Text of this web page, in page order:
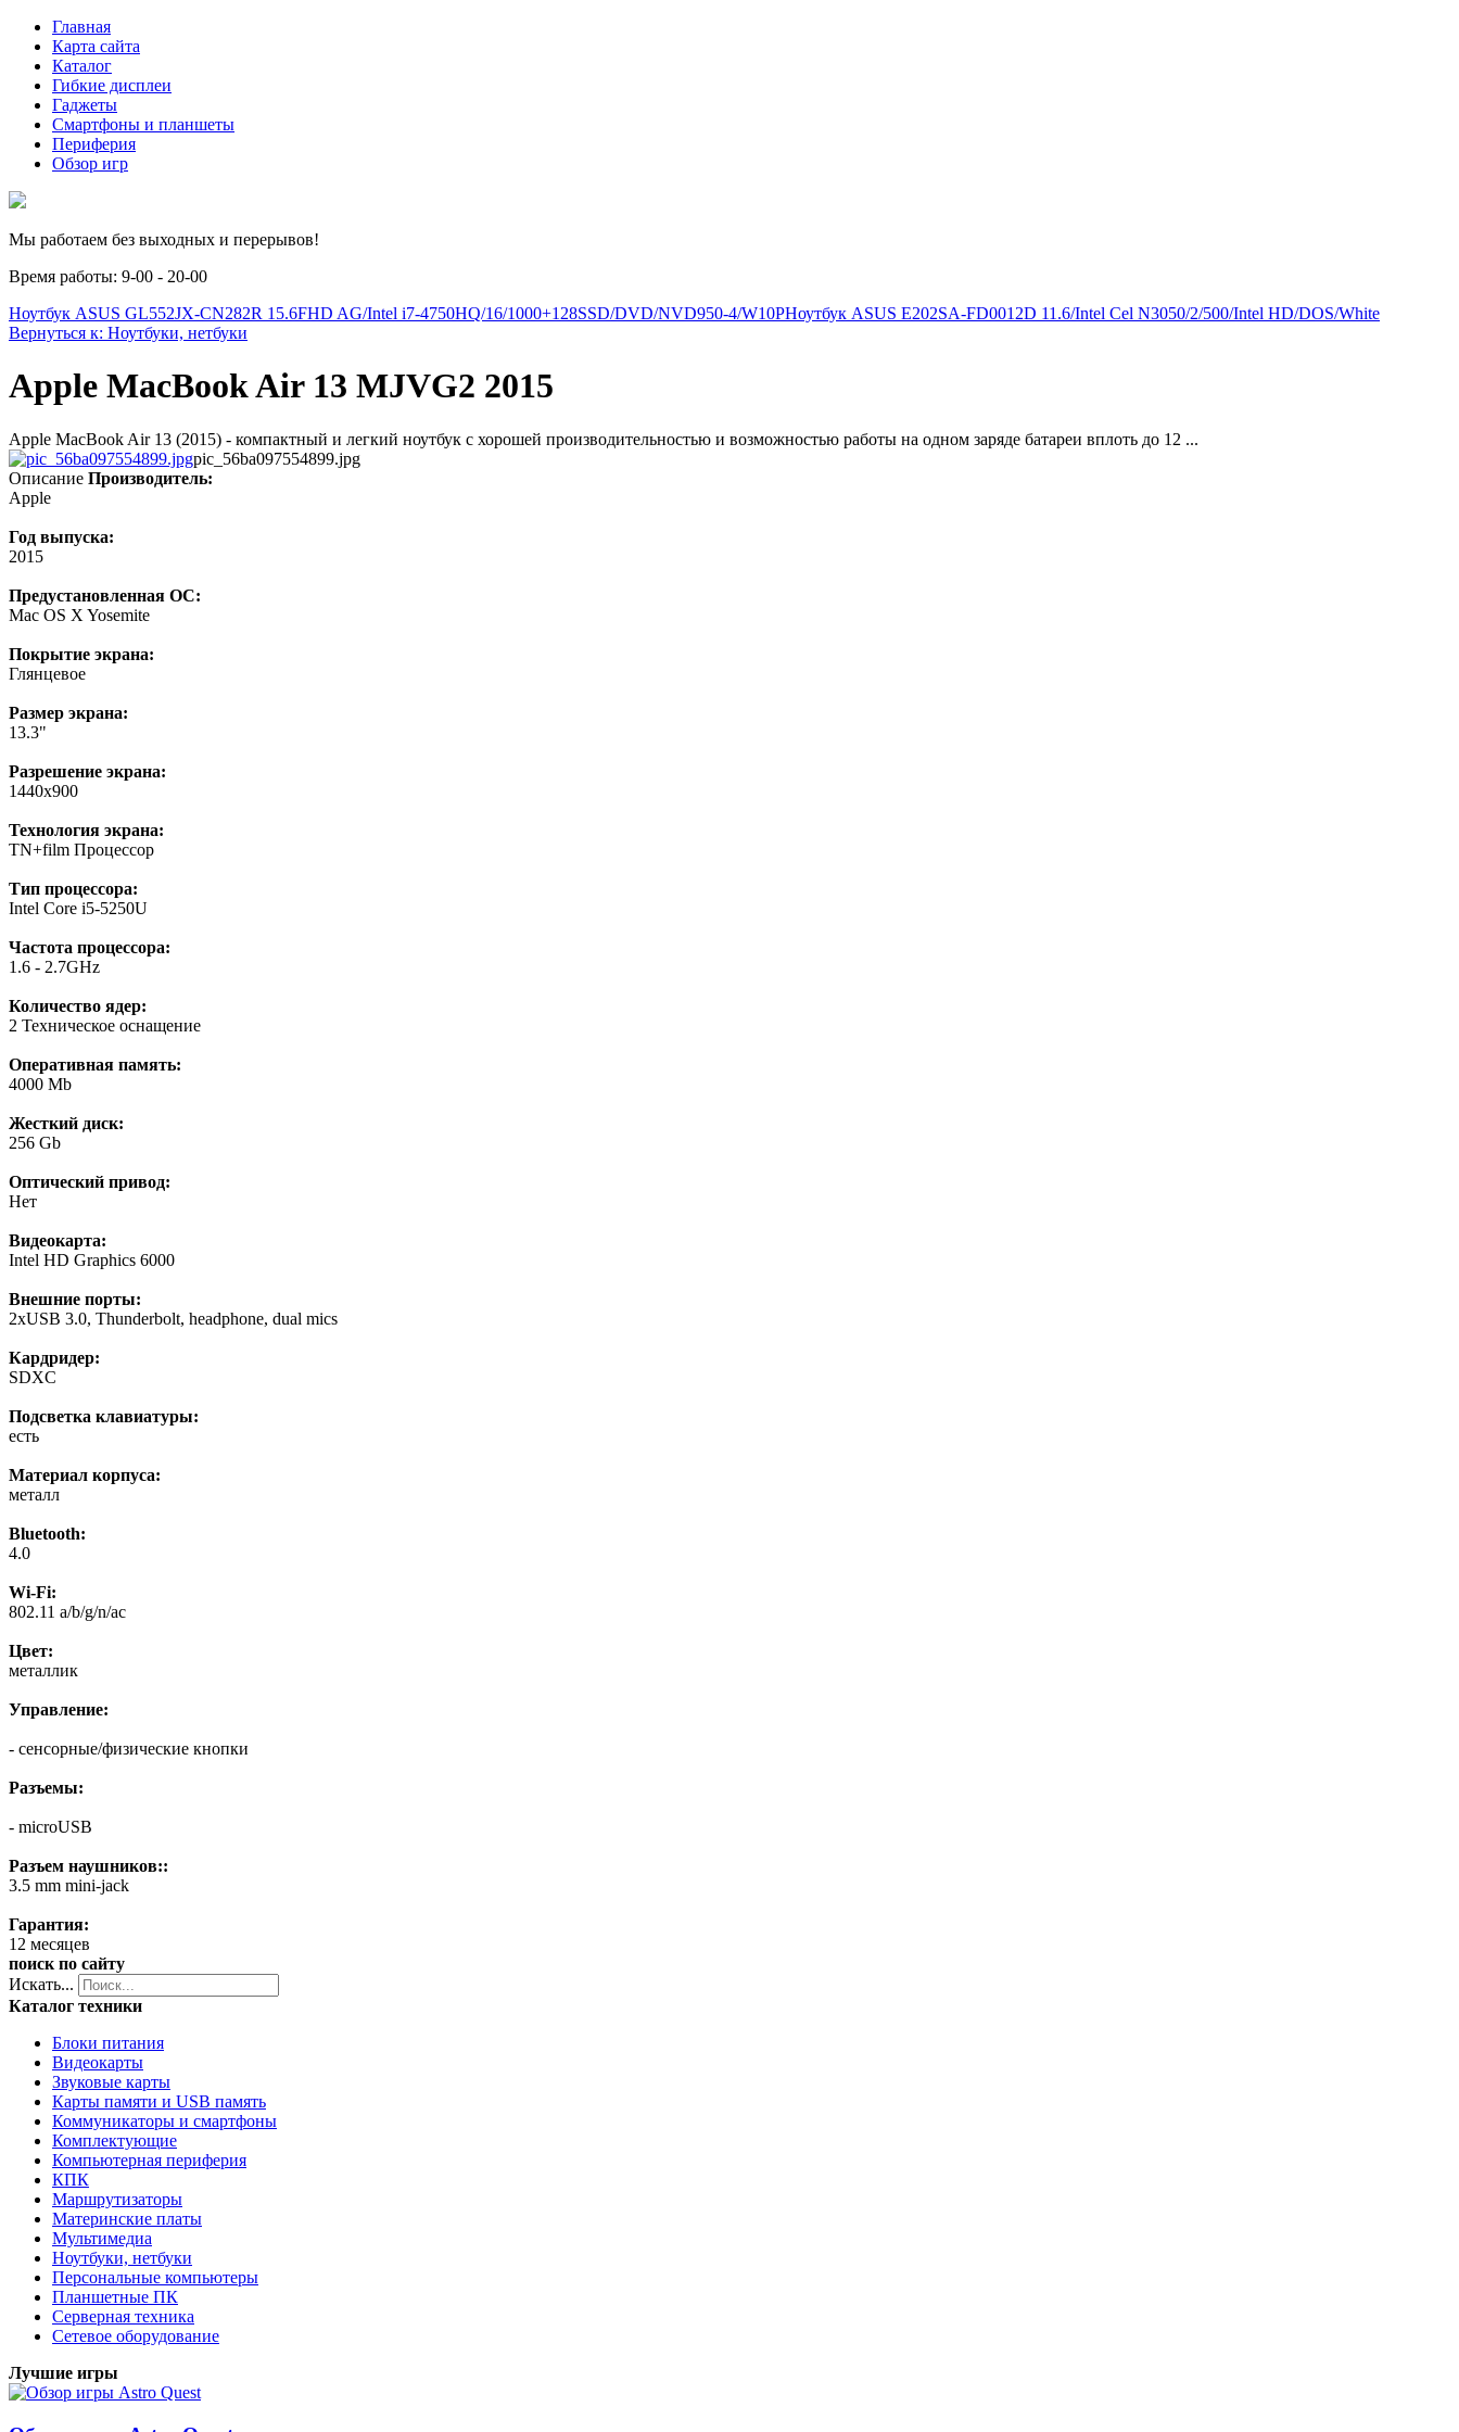
Главная
Карта сайта
Каталог
Гибкие дисплеи
Гаджеты
Смартфоны и планшеты
Периферия
Обзор игр
Мы работаем без выходных и перерывов!
Время работы: 9-00 - 20-00
Ноутбук ASUS GL552JX-CN282R 15.6FHD AG/Intel i7-4750HQ/16/1000+128SSD/DVD/NVD950-4/W10PНоутбук ASUS E202SA-FD0012D 11.6/Intel Cel N3050/2/500/Intel HD/DOS/White
Вернуться к: Ноутбуки, нетбуки
Apple MacBook Air 13 MJVG2 2015
Apple MacBook Air 13 (2015) - компактный и легкий ноутбук с хорошей производительностью и возможностью работы на одном заряде батареи вплоть до 12 ...
pic_56ba097554899.jpg
Описание Производитель:
Apple
Год выпуска:
2015
Предустановленная ОС:
Mac OS X Yosemite
Покрытие экрана:
Глянцевое
Размер экрана:
13.3"
Разрешение экрана:
1440x900
Технология экрана:
TN+film Процессор
Тип процессора:
Intel Core i5-5250U
Частота процессора:
1.6 - 2.7GHz
Количество ядер:
2 Техническое оснащение
Оперативная память:
4000 Mb
Жесткий диск:
256 Gb
Оптический привод:
Нет
Видеокарта:
Intel HD Graphics 6000
Внешние порты:
2xUSB 3.0, Thunderbolt, headphone, dual mics
Кардридер:
SDXC
Подсветка клавиатуры:
есть
Материал корпуса:
металл
Bluetooth:
4.0
Wi-Fi:
802.11 a/b/g/n/ac
Цвет:
металлик
Управление:
- сенсорные/физические кнопки
Разъемы:
- microUSB
Разъем наушников::
3.5 mm mini-jack
Гарантия:
12 месяцев
поиск по сайту
Искать...
Каталог техники
Блоки питания
Видеокарты
Звуковые карты
Карты памяти и USB память
Коммуникаторы и смартфоны
Комплектующие
Компьютерная периферия
КПК
Маршрутизаторы
Материнские платы
Мультимедиа
Ноутбуки, нетбуки
Персональные компьютеры
Планшетные ПК
Серверная техника
Сетевое оборудование
Лучшие игры